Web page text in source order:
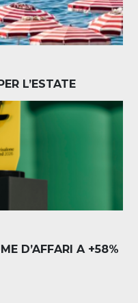
L’ESTATE
D’AFFARI A +58%